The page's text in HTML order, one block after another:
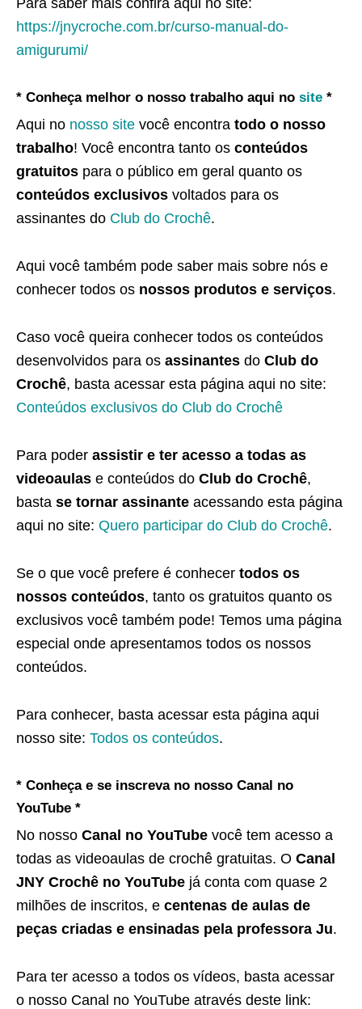
Para saber mais confira aqui no site:
https://jnycroche.com.br/curso-manual-do-
amigurumi/
* Conheça melhor o nosso trabalho aqui no site *
Aqui no nosso site você encontra todo o nosso
trabalho! Você encontra tanto os conteúdos
gratuitos para o público em geral quanto os
conteúdos exclusivos voltados para os
assinantes do Club do Crochê.
Aqui você também pode saber mais sobre nós e
conhecer todos os nossos produtos e serviços.
Caso você queira conhecer todos os conteúdos
desenvolvidos para os assinantes do Club do
Crochê, basta acessar esta página aqui no site:
Conteúdos exclusivos do Club do Crochê
Para poder assistir e ter acesso a todas as
videoaulas e conteúdos do Club do Crochê,
basta se tornar assinante acessando esta página
aqui no site: Quero participar do Club do Crochê.
Se o que você prefere é conhecer todos os
nossos conteúdos, tanto os gratuitos quanto os
exclusivos você também pode! Temos uma página
especial onde apresentamos todos os nossos
conteúdos.
Para conhecer, basta acessar esta página aqui
nosso site: Todos os conteúdos.
* Conheça e se inscreva no nosso Canal no
YouTube *
No nosso Canal no YouTube você tem acesso a
todas as videoaulas de crochê gratuitas. O Canal
JNY Crochê no YouTube já conta com quase 2
milhões de inscritos, e centenas de aulas de
peças criadas e ensinadas pela professora Ju.
Para ter acesso a todos os vídeos, basta acessar
o nosso Canal no YouTube através deste link: